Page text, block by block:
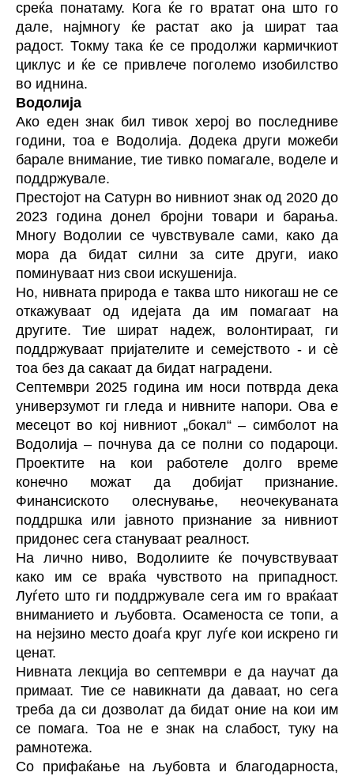
среќа понатаму. Кога ќе го вратат она што го
дале, најмногу ќе растат ако ја шират таа
радост. Токму така ќе се продолжи кармичкиот
циклус и ќе се привлече поголемо изобилство
во иднина.
Водолија
Ако еден знак бил тивок херој во последниве
години, тоа е Водолија. Додека други можеби
барале внимание, тие тивко помагале, воделе и
поддржувале.
Престојот на Сатурн во нивниот знак од 2020 до
2023 година донел бројни товари и барања.
Многу Водолии се чувствувале сами, како да
мора да бидат силни за сите други, иако
поминуваат низ свои искушенија.
Но, нивната природа е таква што никогаш не се
откажуваат од идејата да им помагаат на
другите. Тие шират надеж, волонтираат, ги
поддржуваат пријателите и семејството - и сè
тоа без да сакаат да бидат наградени.
Септември 2025 година им носи потврда дека
универзумот ги гледа и нивните напори. Ова е
месецот во кој нивниот „бокал“ – симболот на
Водолија – почнува да се полни со подароци.
Проектите на кои работеле долго време
конечно можат да добијат признание.
Финансиското олеснување, неочекуваната
поддршка или јавното признание за нивниот
придонес сега стануваат реалност.
На лично ниво, Водолиите ќе почувствуваат
како им се враќа чувството на припадност.
Луѓето што ги поддржувале сега им го враќаат
вниманието и љубовта. Осаменоста се топи, а
на нејзино место доаѓа круг луѓе кои искрено ги
ценат.
Нивната лекција во септември е да научат да
примаат. Тие се навикнати да даваат, но сега
треба да си дозволат да бидат оние на кои им
се помага. Тоа не е знак на слабост, туку на
рамнотежа.
Со прифаќање на љубовта и благодарноста,